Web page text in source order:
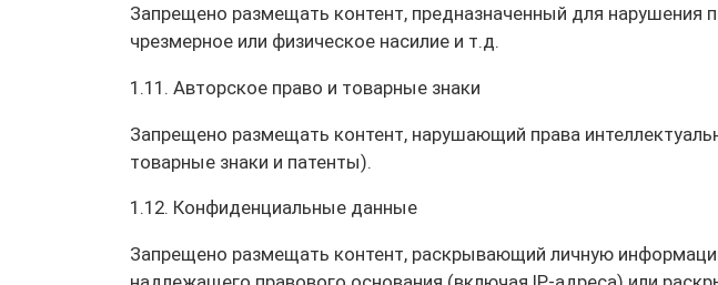
Запрещено размещать контент, предназначенный для нарушения
чрезмерное или физическое насилие и т.д.
1.11. Авторское право и товарные знаки
Запрещено размещать контент, нарушающий права
товарные знаки и патенты).
1.12. Конфиденциальные данные
Запрещено размещать контент, раскрывающий личную